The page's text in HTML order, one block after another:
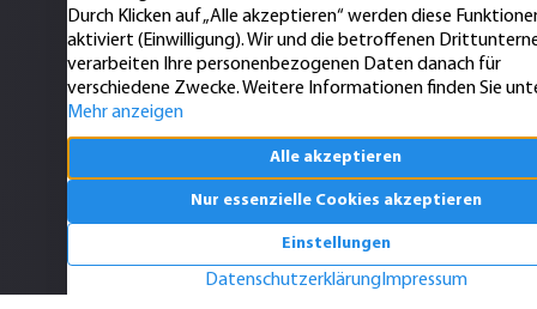
DRESDEN
0351 – 213 037 70
E-Mail senden